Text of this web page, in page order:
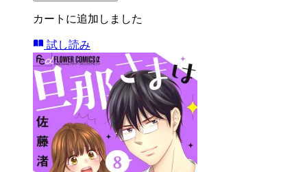
カートに追加しました
試し読み